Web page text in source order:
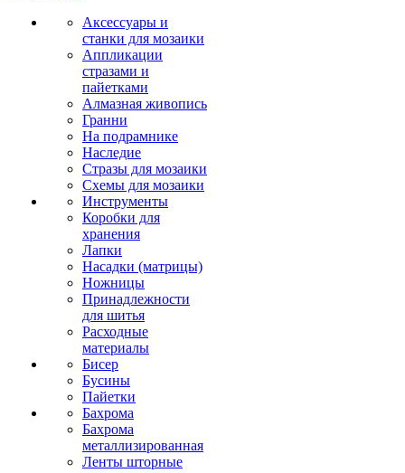
Аксессуары и
станки для мозаики
Аппликации
стразами и
пайетками
Алмазная живопись
Гранни
На подрамнике
Наследие
Стразы для мозаики
Схемы для мозаики
Инструменты
Коробки для
хранения
Лапки
Насадки (матрицы)
Ножницы
Принадлежности
для шитья
Расходные
материалы
Бисер
Бусины
Пайетки
Бахрома
Бахрома
металлизированная
Ленты шторные